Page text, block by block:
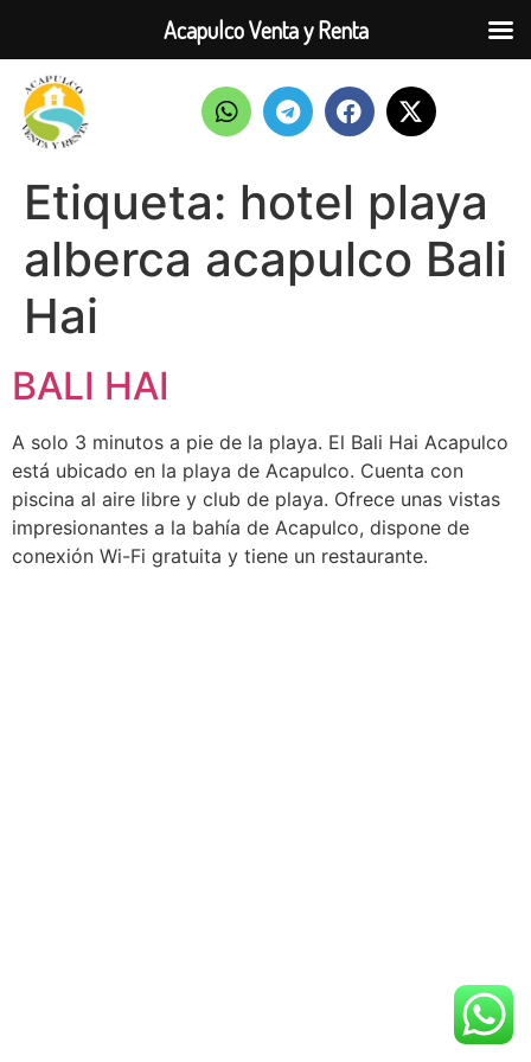
Etiqueta: hotel playa
alberca acapulco Bali
Hai
BALI HAI
A solo 3 minutos a pie de la playa. El Bali Hai Acapulco
está ubicado en la playa de Acapulco. Cuenta con
piscina al aire libre y club de playa. Ofrece unas vistas
impresionantes a la bahía de Acapulco, dispone de
conexión Wi-Fi gratuita y tiene un restaurante.
Acapulco Venta y Renta